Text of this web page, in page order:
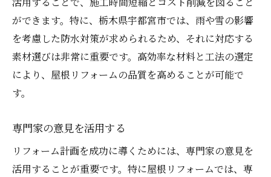
ができます。特に、栃木県宇都宮市では、雨や雪の影響
を考慮した防水対策が求められるため、それに対応する
素材選びは非常に重要です。高効率な材料と工法の選定
により、屋根リフォームの品質を高めることが可能で
す。
専門家の意見を活用する
リフォーム計画を成功に導くためには、専門家の意見を
活用することが重要です。特に屋根リフォームでは、専